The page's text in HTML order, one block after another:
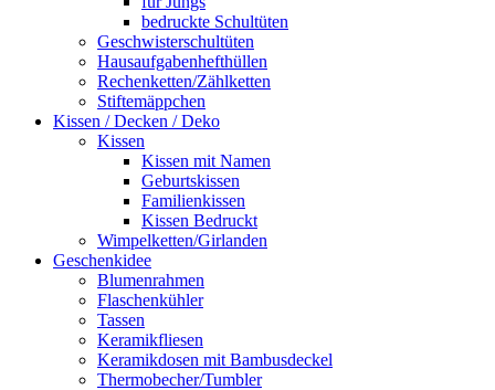
bedruckte Schultüten
Geschwisterschultüten
Hausaufgabenhefthüllen
Rechenketten/Zählketten
Stiftemäppchen
Kissen / Decken / Deko
Kissen
Kissen mit Namen
Geburtskissen
Familienkissen
Kissen Bedruckt
Wimpelketten/Girlanden
Geschenkidee
Blumenrahmen
Flaschenkühler
Tassen
Keramikfliesen
Keramikdosen mit Bambusdeckel
Thermobecher/Tumbler